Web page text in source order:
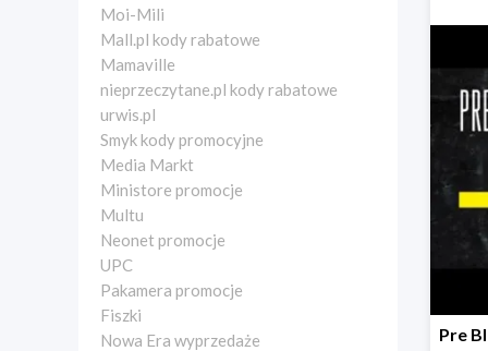
Moi-Mili
Mall.pl kody rabatowe
Mamaville
nieprzeczytane.pl kody rabatowe
urwis.pl
Smyk kody promocyjne
Media Markt
Ministore promocje
Multu
Neonet promocje
UPC
Pakamera promocje
Fiszki
Nowa Era wyprzedaże